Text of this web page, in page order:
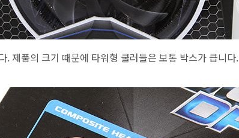
. 제품의 크기 때문에 타워형 쿨러들은 보통 박스가 큽니다.